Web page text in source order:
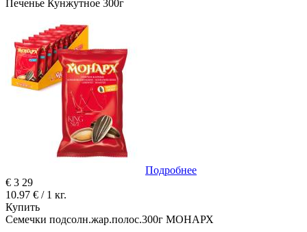
Печенье Кунжутное 300г
Подробнее
€ 3 29
10.97 € / 1 кг.
Купить
Семечки подсолн.жар.полос.300г МОНАРХ